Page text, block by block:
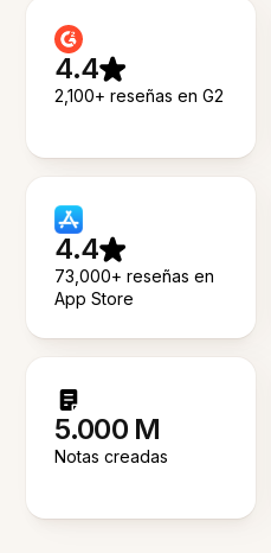
4.4
2,100+ reseñas en G2
4.4
73,000+ reseñas en
App Store
5.000 M
Notas creadas